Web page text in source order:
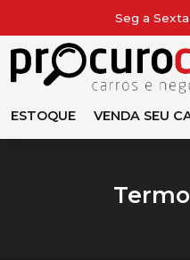
Seg a
ESTOQUE VENDA SEU